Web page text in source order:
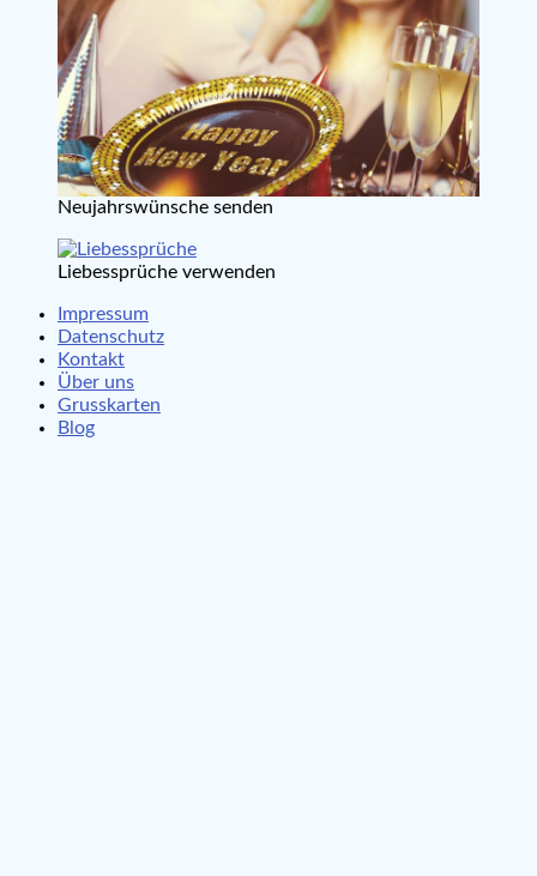
Neujahrswünsche senden
Liebessprüche verwenden
Impressum
Datenschutz
Kontakt
Über uns
Grusskarten
Blog